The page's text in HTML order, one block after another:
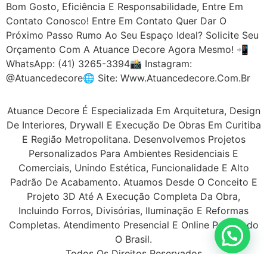
Bom Gosto, Eficiência E Responsabilidade, Entre Em
Contato Conosco! Entre Em Contato Quer Dar O
Próximo Passo Rumo Ao Seu Espaço Ideal? Solicite Seu
Orçamento Com A Atuance Decore Agora Mesmo! 📲
WhatsApp: (41) 3265-3394📸 Instagram:
@atuancedecore🌐 Site: Www.atuancedecore.com.br
Atuance Decore É Especializada Em Arquitetura, Design
De Interiores, Drywall E Execução De Obras Em Curitiba
E Região Metropolitana. Desenvolvemos Projetos
Personalizados Para Ambientes Residenciais E
Comerciais, Unindo Estética, Funcionalidade E Alto
Padrão De Acabamento. Atuamos Desde O Conceito E
Projeto 3D Até A Execução Completa Da Obra,
Incluindo Forros, Divisórias, Iluminação E Reformas
Completas. Atendimento Presencial E Online Para Todo
O Brasil.